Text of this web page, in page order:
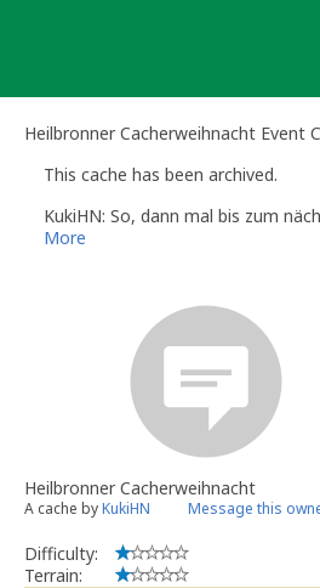
Heilbronner Cacherweihnacht Event
This cache has been archived.
KukiHN: So, dann mal bis zum
More
Heilbronner Cacherweihnacht
A cache byKukiHN Message this
Difficulty:
Terrain: